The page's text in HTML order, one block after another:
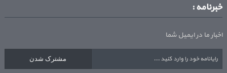
خبرنامه :
اخبار ما در ایمیل شما
مشترک شدن